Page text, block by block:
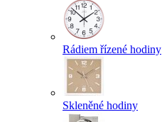
Rádiem řízené hodiny
Skleněné hodiny